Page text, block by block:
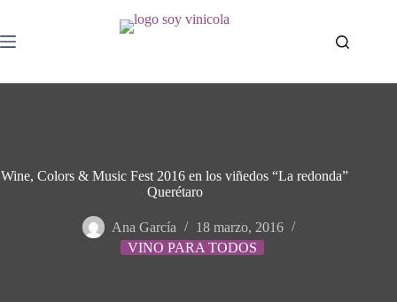
Wine, Colors & Music Fest 2016 en los viñedos “La redonda”
Querétaro
Ana García
18 marzo, 2016
VINO PARA TODOS